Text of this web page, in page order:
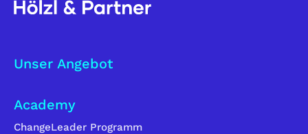
Unser Angebot
Academy
ChangeLeader Programm